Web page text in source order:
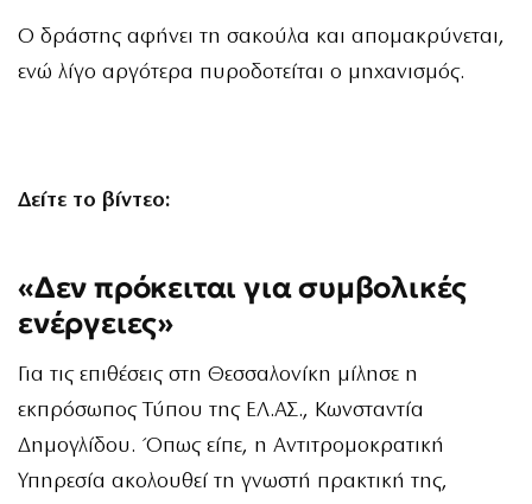
Ο δράστης αφήνει τη σακούλα και απομακρύνεται,
ενώ λίγο αργότερα πυροδοτείται ο μηχανισμός.
Δείτε το βίντεο:
«Δεν πρόκειται για συμβολικές
ενέργειες»
Για τις επιθέσεις στη Θεσσαλονίκη μίλησε η
εκπρόσωπος Τύπου της ΕΛ.ΑΣ., Κωνσταντία
Δημογλίδου. Όπως είπε, η Αντιτρομοκρατική
Υπηρεσία ακολουθεί τη γνωστή πρακτική της,